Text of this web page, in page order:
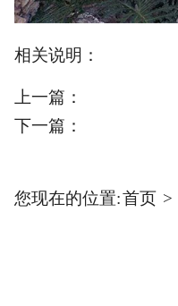
相关说明：
上一篇：
下一篇：
您现在的位置:首页 >